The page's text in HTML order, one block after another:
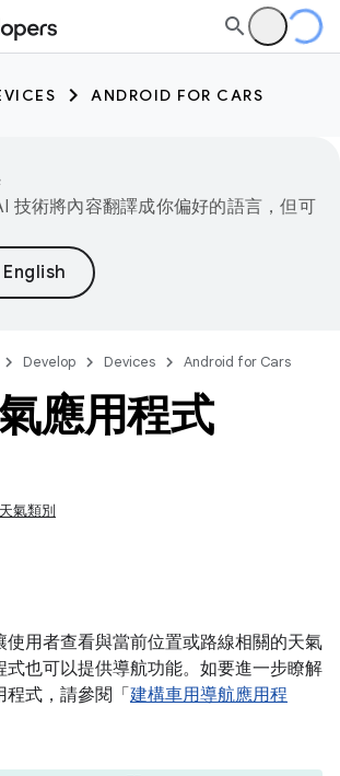
ANDROID FOR CARS
技術將內容翻譯成你偏好的語言，但可
Develop Devices Android for Cars
應用程式
氣類別
使用者查看與當前位置或路線相關的天氣
式也可以提供導航功能。如要進一步瞭解
式，請參閱「 建構車用導航應用程